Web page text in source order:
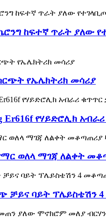
ከፍተኛ ጥራት ያለው
የኤሌክትሪክ መሳሪያ
Er616f የሃይድሮሊክ
ወለላ ማገጃ ለልቀት
ቻይና ባይት ፕሌይስቴሽን